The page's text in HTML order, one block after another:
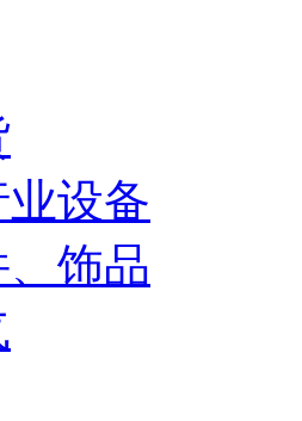
设备
饰品